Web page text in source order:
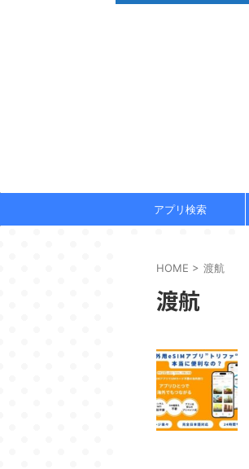
アプリ検索
HOME > 渡航
渡航